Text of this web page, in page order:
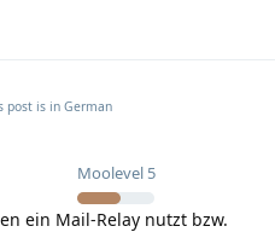
Moolevel 5
post is in German
ein Mail-Relay nutzt bzw.